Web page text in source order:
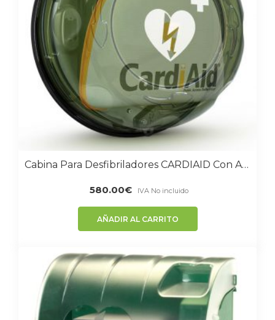
Cabina Para Desfibriladores CARDIAID Con Alarma Y Calefacción Para Uso En Exterior
580.00€ IVA No incluido
AÑADIR AL CARRITO